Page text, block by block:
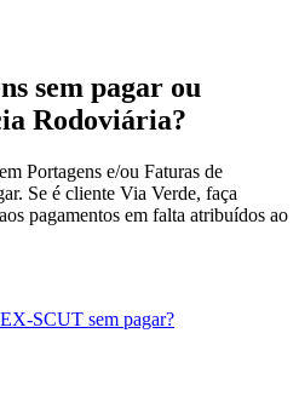
sem pagar ou
Rodoviária?
Portagens e/ou Faturas de
Se é cliente Via Verde, faça
pagamentos em falta atribuídos ao
SCUT sem pagar?